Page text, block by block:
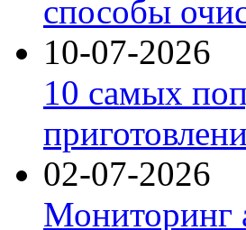
способы
10-07-2026
10 самых
02-07-2026
Мониторинг